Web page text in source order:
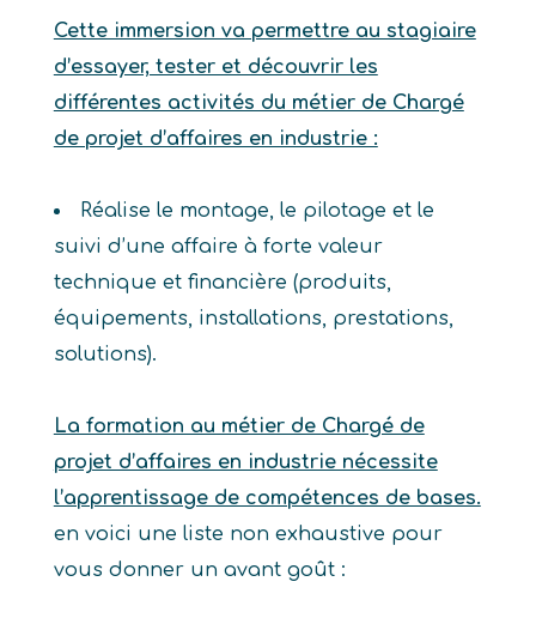
Cette immersion va permettre au stagiaire
d’essayer, tester et découvrir les
différentes activités du métier de Chargé
de projet d’affaires en industrie :
Réalise le montage, le pilotage et le
suivi d’une affaire à forte valeur
technique et financière (produits,
équipements, installations, prestations,
solutions).
La formation au métier de Chargé de
projet d’affaires en industrie nécessite
l’apprentissage de compétences de bases.
en voici une liste non exhaustive pour
vous donner un avant goût :